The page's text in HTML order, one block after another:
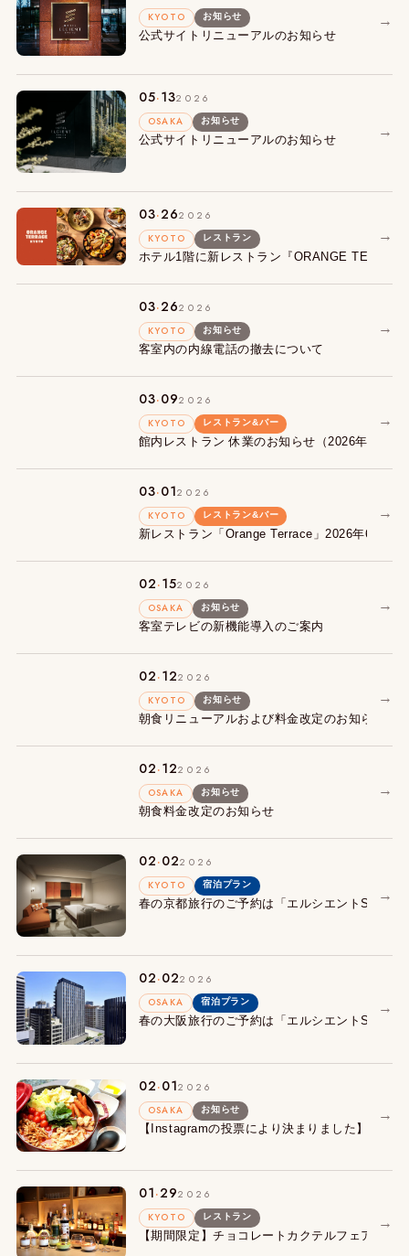
KYOTO
お知らせ
公式サイトリニューアルのお知らせ
→
05.132026
OSAKA
お知らせ
公式サイトリニューアルのお知らせ →
03.262026
KYOTO
レストラン
ホテル1階に新レストラン『ORANGE
→
03.262026
KYOTO
お知らせ
客室内の内線電話の撤去について
→
03.092026
KYOTO
レストラン&バー
館内レストラン 休業のお知らせ（2026年3月9
→
03.012026
KYOTO
レストラン&バー
新レストラン「Orange Terrace」2026年6月15
→
02.152026
OSAKA
お知らせ
客室テレビの新機能導入のご案内
→
02.122026
KYOTO
お知らせ
朝食リニューアルおよび料金改定のお知らせ
→
02.122026
OSAKA
お知らせ
朝食料金改定のお知らせ
→
02.022026
KYOTO
宿泊プラン
春の京都旅行のご予約は「エルシエントSTAY
→
02.022026
OSAKA
宿泊プラン
春の大阪旅行のご予約は「エルシエントSTAY
→
02.012026
OSAKA
お知らせ
【Instagramの投票により決まりました】朝食
→
01.292026
KYOTO
レストラン
【期間限定】チョコレートカクテルフェアを開
→